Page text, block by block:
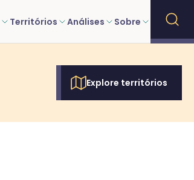
Territórios Análises Sobre
Explore territórios